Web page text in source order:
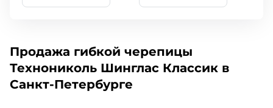
Продажа гибкой черепицы
Технониколь Шинглас Классик в
Санкт-Петербурге